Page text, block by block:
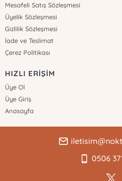
Mesafeli Satış Sözleşmesi
Üyelik Sözleşmesi
Gizlilik Sözleşmesi
İade ve Teslimat
Çerez Politikası
HIZLI ERİŞİM
Üye Ol
Üye Giriş
Anasayfa
0506